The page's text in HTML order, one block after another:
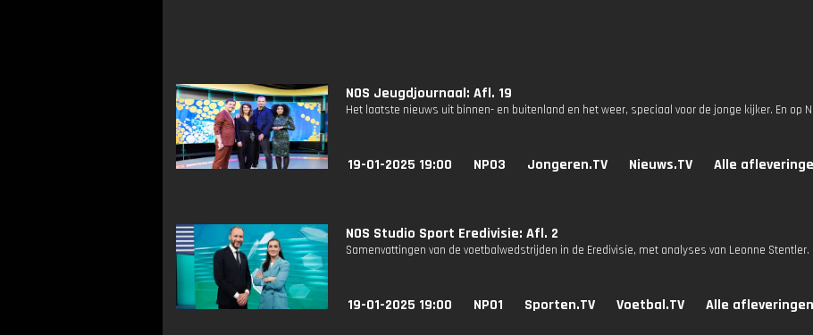
NOS Jeugdjournaal: Afl. 19
Het laatste nieuws uit binnen- en buitenland en het weer, speciaal voor de jonge kijker. En op
19-01-2025 19:00 NPO3 Jongeren.TV Nieuws.TV Alle
NOS Studio Sport Eredivisie: Afl. 2
Samenvattingen van de voetbalwedstrijden in de Eredivisie, met analyses van Leonne Stentler.
19-01-2025 19:00 NPO1 Sporten.TV Voetbal.TV Alle afleveringen